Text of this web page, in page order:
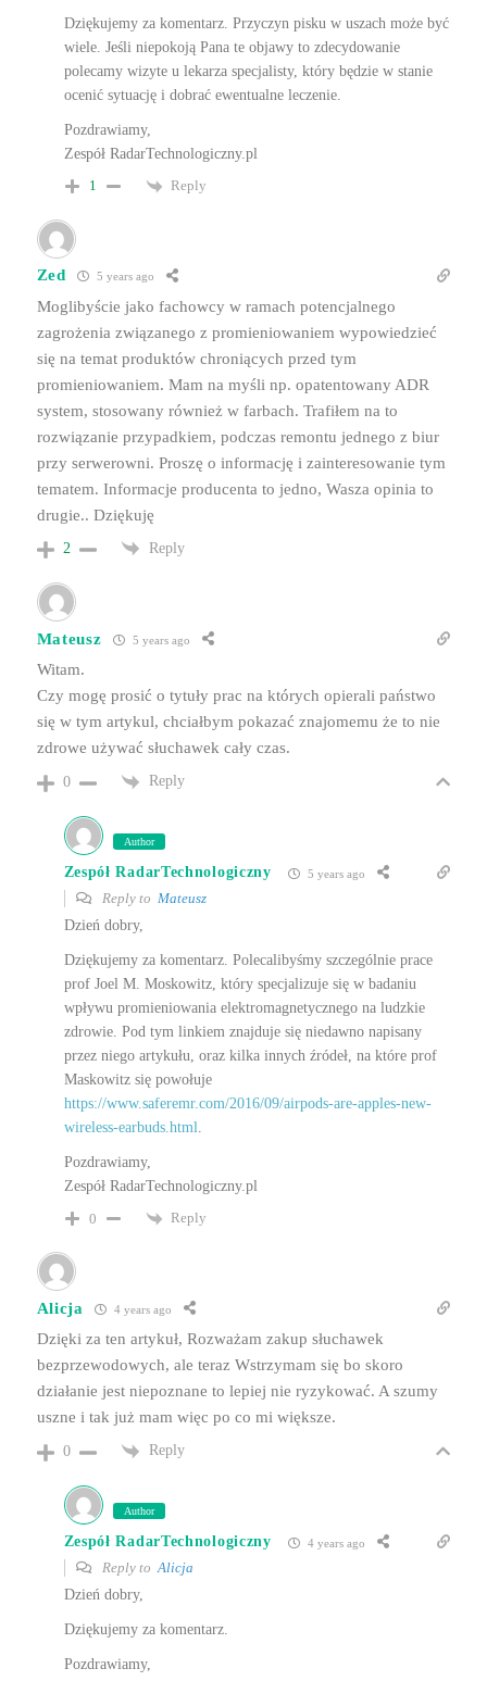
Dziękujemy za komentarz. Przyczyn pisku w uszach może być
wiele. Jeśli niepokoją Pana te objawy to zdecydowanie
polecamy wizyte u lekarza specjalisty, który będzie w stanie
ocenić sytuację i dobrać ewentualne leczenie.
Pozdrawiamy,
Zespół RadarTechnologiczny.pl
1
Reply
Zed 5 years ago
Moglibyście jako fachowcy w ramach potencjalnego
zagrożenia związanego z promieniowaniem wypowiedzieć
się na temat produktów chroniących przed tym
promieniowaniem. Mam na myśli np. opatentowany ADR
system, stosowany również w farbach. Trafiłem na to
rozwiązanie przypadkiem, podczas remontu jednego z biur
przy serwerowni. Proszę o informację i zainteresowanie tym
tematem. Informacje producenta to jedno, Wasza opinia to
drugie.. Dziękuję
2 Reply
Mateusz 5 years ago
Witam.
Czy mogę prosić o tytuły prac na których opierali państwo
się w tym artykul, chciałbym pokazać znajomemu że to nie
zdrowe używać słuchawek cały czas.
0 Reply
Author
Zespół RadarTechnologiczny 5 years ago
Reply to Mateusz
Dzień dobry,
Dziękujemy za komentarz. Polecalibyśmy szczególnie prace
prof Joel M. Moskowitz, który specjalizuje się w badaniu
wpływu promieniowania elektromagnetycznego na ludzkie
zdrowie. Pod tym linkiem znajduje się niedawno napisany
przez niego artykułu, oraz kilka innych źródeł, na które prof
Maskowitz się powołuje
https://www.saferemr.com/2016/09/airpods-are-apples-new-
wireless-earbuds.html.
Pozdrawiamy,
Zespół RadarTechnologiczny.pl
0
Reply
Alicja 4 years ago
Dzięki za ten artykuł, Rozważam zakup słuchawek
bezprzewodowych, ale teraz Wstrzymam się bo skoro
działanie jest niepoznane to lepiej nie ryzykować. A szumy
uszne i tak już mam więc po co mi większe.
0 Reply
Author
Zespół RadarTechnologiczny 4 years ago
Reply toAlicja
Dzień dobry,
Dziękujemy za komentarz.
Pozdrawiamy,